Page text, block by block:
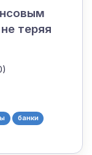
теряя
банки